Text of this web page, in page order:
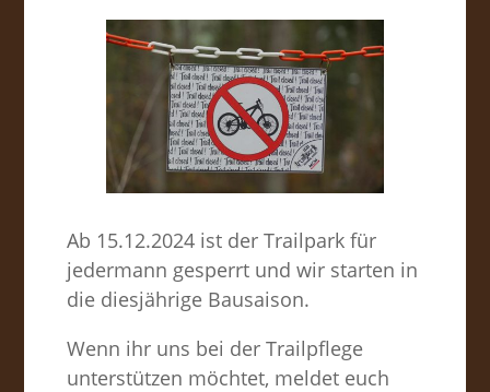
Ab 15.12.2024 ist der Trailpark für
jedermann gesperrt und wir starten in
die diesjährige Bausaison.
Wenn ihr uns bei der Trailpflege
unterstützen möchtet, meldet euch